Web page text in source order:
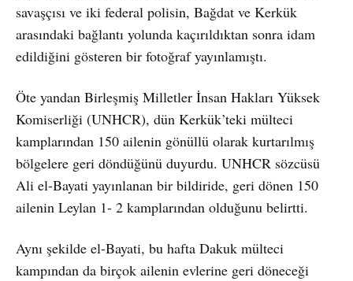
savaşçısı ve iki federal polisin, Bağdat ve Kerkük
arasındaki bağlantı yolunda kaçırıldıktan sonra idam
edildiğini gösteren bir fotoğraf yayınlamıştı.
Öte yandan Birleşmiş Milletler İnsan Hakları Yüksek
Komiserliği (UNHCR), dün Kerkük’teki mülteci
kamplarından 150 ailenin gönüllü olarak kurtarılmış
bölgelere geri döndüğünü duyurdu. UNHCR sözcüsü
Ali el-Bayati yayınlanan bir bildiride, geri dönen 150
ailenin Leylan 1- 2 kamplarından olduğunu belirtti.
Aynı şekilde el-Bayati, bu hafta Dakuk mülteci
kampından da birçok ailenin evlerine geri döneceği